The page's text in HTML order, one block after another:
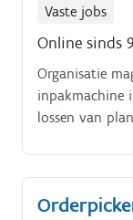
Vaste jobs
Online sinds
Organisatie
inpakmachine
lossen van